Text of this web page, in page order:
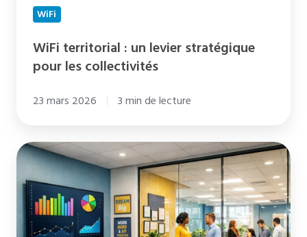
WiFi
WiFi territorial : un levier stratégique
pour les collectivités
23 mars 2026 3 min de lecture
WiFi
Managé
vs
Gestion
Interne